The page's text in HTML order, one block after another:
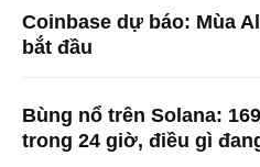
Coinbase dự báo: Mùa
bắt đầu
Bùng nổ trên Solana:
trong 24 giờ, điều gì